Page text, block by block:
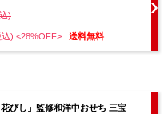
)
) <28%OFF> 送料無料
びし」監修和洋中おせち 三宝